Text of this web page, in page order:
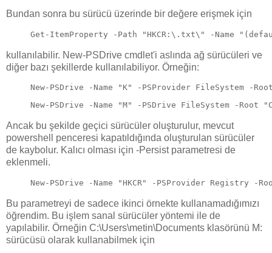
Bundan sonra bu sürücü üzerinde bir değere erişmek için
Get-ItemProperty -Path "HKCR:\.txt\" -Name
kullanılabilir. New-PSDrive cmdlet'i aslında ağ sürücüleri ve
diğer bazı şekillerde kullanılabiliyor. Örneğin:
New-PSDrive -Name "K" -PSProvider FileSystem -
New-PSDrive -Name "M" -PSDrive FileSystem -Root
Ancak bu şekilde geçici sürücüler oluşturulur, mevcut
powershell penceresi kapatıldığında oluşturulan sürücüler
de kaybolur. Kalıcı olması için -Persist parametresi de
eklenmeli.
New-PSDrive -Name "HKCR" -PSProvider Registry -
Bu parametreyi de sadece ikinci örnekte kullanamadığımızı
öğrendim. Bu işlem sanal sürücüler yöntemi ile de
yapılabilir. Örneğin C:\Users\metin\Documents klasörünü M:
sürücüsü olarak kullanabilmek için